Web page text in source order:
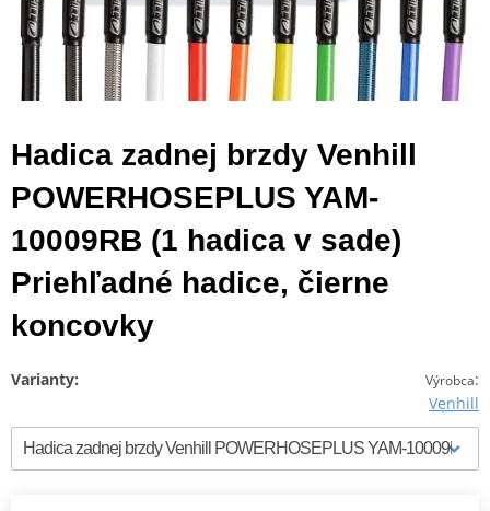
Hadica zadnej brzdy Venhill
POWERHOSEPLUS YAM-
10009RB (1 hadica v sade)
Priehľadné hadice, čierne
koncovky
Výrobca:
Venhill
Varianty: